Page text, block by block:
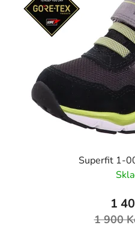
Superfit 1-
1
1 900